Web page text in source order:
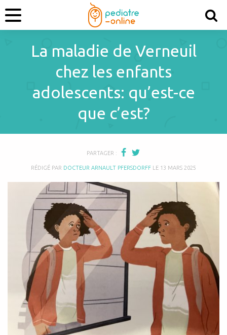
La maladie de Verneuil
chez les enfants
adolescents: qu’est-ce
que c’est?
PARTAGER :
RÉDIGÉ PAR DOCTEUR ARNAULT PFERSDORFF LE 13 MARS 2025